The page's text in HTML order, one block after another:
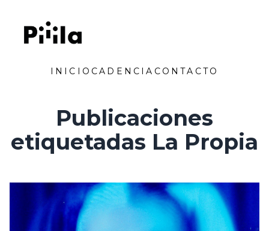
INICIO CADENCIA CONTACTO
Publicaciones
etiquetadas La Propia